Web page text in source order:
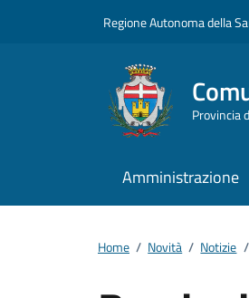
Regione Autonoma della
Provincia
Amministrazione
Home / Novità / Notizie /